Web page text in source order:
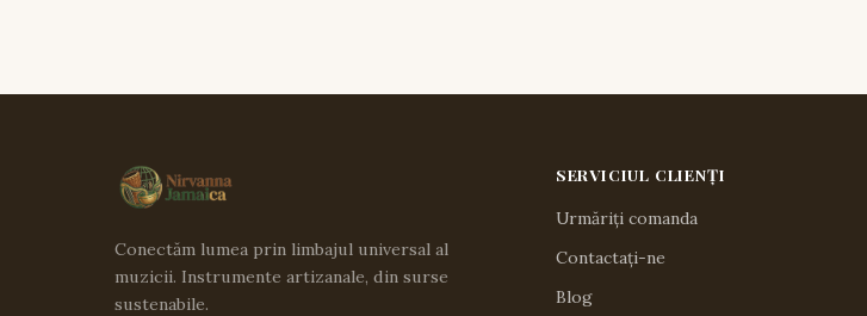
Conectăm lumea prin limbajul universal al
muzicii. Instrumente artizanale, din surse
sustenabile.
SERVICIUL CLIENȚI
Urmăriți comanda
Contactați-ne
Blog